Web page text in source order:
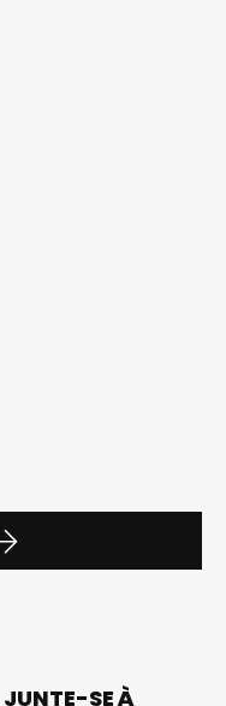
JUNTE-SE À